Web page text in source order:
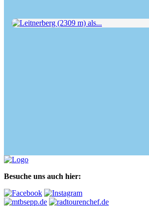
Besuche uns auch hier: